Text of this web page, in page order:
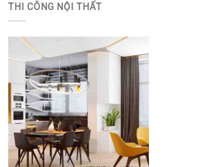
THI CÔNG NỘI THẤT